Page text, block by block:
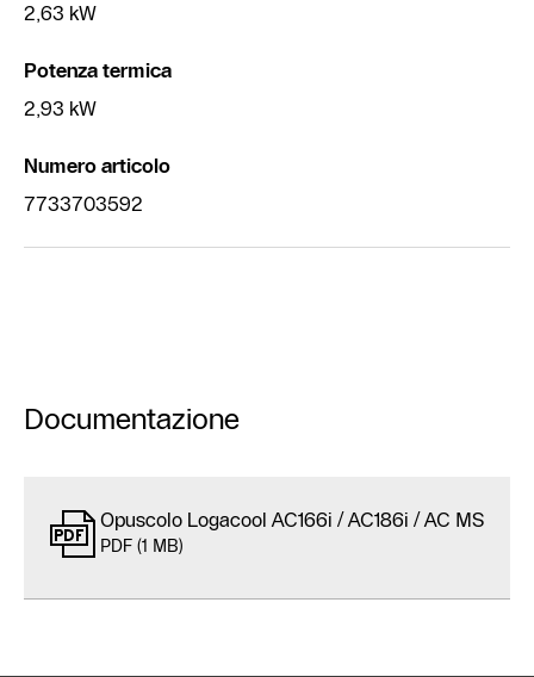
2,63 kW
Potenza termica
2,93 kW
Numero articolo
7733703592
Documentazione
Opuscolo Logacool AC166i / AC186i / AC MS
PDF (1 MB)